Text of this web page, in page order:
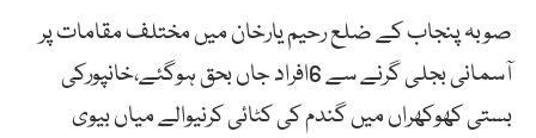
صوبہ پنجاب کے ضلع رحیم یارخان میں مختلف مقامات پر
آسمانی بجلی گرنے سے 6افراد جاں بحق ہوگئے،خانپورکی
بستی کھوکھراں میں گندم کی کٹائی کرنیوالے میاں بیوی